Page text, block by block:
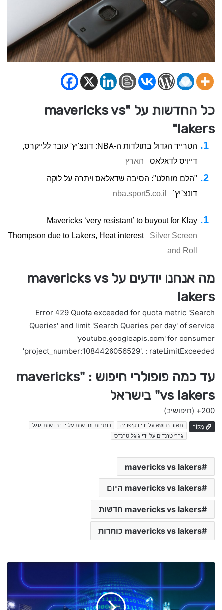
כל החדשות על "mavericks vs
lakers"
הטרייד הגדול בתולדות ה-NBA: דונצ'יץ' עובר ללייקרס,
דייויס לדאלאס
הארץ
"הלם מוחלט": הסיבה שדאלאס ויתרה על לוקה
דונצ`יץ`
nba.sport5.co.il
Mavericks ‘very resistant’ to buyout for Klay
Thompson due to Lakers, Heat interest
Silver Screen
and Roll
מה אנחנו יודעים על mavericks vs
lakers
Error 429 Quota exceeded for quota metric 'Search
Queries' and limit 'Search Queries per day' of service
'youtube.googleapis.com' for consumer
'project_number:1084426056529'. : rateLimitExceeded
עד כמה פופולרי חיפוש : "mavericks
vs lakers" בישראל
200+ (חיפושים)
מָקוֹר תאור הנושא על ידי ויקיפדיה
כותרות וחדשות על ידי חדשות גוגל
גרף טרנדים על ידי גוגל טרנדס
mavericks vs lakers
mavericks vs lakers היום
mavericks vs lakers חדשות
mavericks vs lakers כותרות